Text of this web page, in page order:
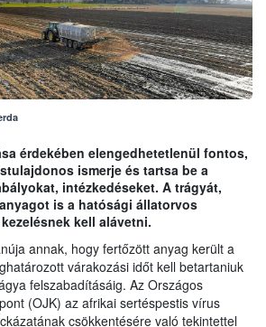
érdekében elengedhetetlenül fontos,
ismerje és tartsa be a
intézkedéseket. A trágyát,
is a hatósági állatorvos
kell alávetni.
annak, hogy fertőzött anyag került a
várakozási időt kell betartaniuk
felszabadításáig. Az Országos
(OJK) az afrikai sertéspestis vírus
csökkentésére való tekintettel